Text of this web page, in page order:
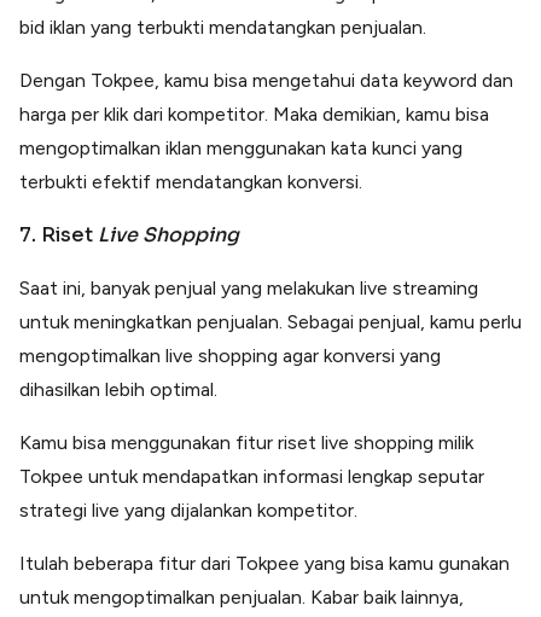
bid iklan yang terbukti mendatangkan penjualan.
Dengan Tokpee, kamu bisa mengetahui data keyword dan
harga per klik dari kompetitor. Maka demikian, kamu bisa
mengoptimalkan iklan menggunakan kata kunci yang
terbukti efektif mendatangkan konversi.
7. Riset Live Shopping
Saat ini, banyak penjual yang melakukan live streaming
untuk meningkatkan penjualan. Sebagai penjual, kamu perlu
mengoptimalkan live shopping agar konversi yang
dihasilkan lebih optimal.
Kamu bisa menggunakan fitur riset live shopping milik
Tokpee untuk mendapatkan informasi lengkap seputar
strategi live yang dijalankan kompetitor.
Itulah beberapa fitur dari Tokpee yang bisa kamu gunakan
untuk mengoptimalkan penjualan. Kabar baik lainnya,